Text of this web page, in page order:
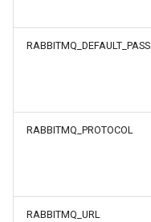
RABBITMQ_DEFAULT_PASS
RABBITMQ_PROTOCOL
RABBITMQ_URL